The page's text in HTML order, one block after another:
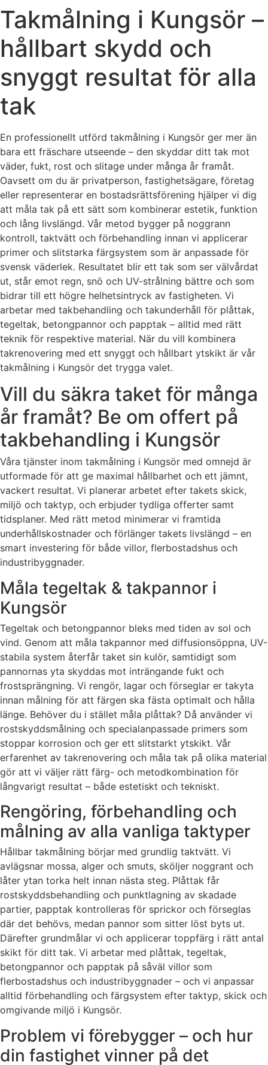
Takmålning i Kungsör –
hållbart skydd och
snyggt resultat för alla
tak
En professionellt utförd takmålning i Kungsör ger mer än
bara ett fräschare utseende – den skyddar ditt tak mot
väder, fukt, rost och slitage under många år framåt.
Oavsett om du är privatperson, fastighetsägare, företag
eller representerar en bostadsrättsförening hjälper vi dig
att måla tak på ett sätt som kombinerar estetik, funktion
och lång livslängd. Vår metod bygger på noggrann
kontroll, taktvätt och förbehandling innan vi applicerar
primer och slitstarka färgsystem som är anpassade för
svensk väderlek. Resultatet blir ett tak som ser välvårdat
ut, står emot regn, snö och UV-strålning bättre och som
bidrar till ett högre helhetsintryck av fastigheten. Vi
arbetar med takbehandling och takunderhåll för plåttak,
tegeltak, betongpannor och papptak – alltid med rätt
teknik för respektive material. När du vill kombinera
takrenovering med ett snyggt och hållbart ytskikt är vår
takmålning i Kungsör det trygga valet.
Vill du säkra taket för många
år framåt? Be om offert på
takbehandling i Kungsör
Våra tjänster inom takmålning i Kungsör med omnejd är
utformade för att ge maximal hållbarhet och ett jämnt,
vackert resultat. Vi planerar arbetet efter takets skick,
miljö och taktyp, och erbjuder tydliga offerter samt
tidsplaner. Med rätt metod minimerar vi framtida
underhållskostnader och förlänger takets livslängd – en
smart investering för både villor, flerbostadshus och
industribyggnader.
Måla tegeltak & takpannor i
Kungsör
Tegeltak och betongpannor bleks med tiden av sol och
vind. Genom att måla takpannor med diffusionsöppna, UV-
stabila system återfår taket sin kulör, samtidigt som
pannornas yta skyddas mot inträngande fukt och
frostsprängning. Vi rengör, lagar och förseglar er takyta
innan målning för att färgen ska fästa optimalt och hålla
länge. Behöver du i stället måla plåttak? Då använder vi
rostskyddsmålning och specialanpassade primers som
stoppar korrosion och ger ett slitstarkt ytskikt. Vår
erfarenhet av takrenovering och måla tak på olika material
gör att vi väljer rätt färg- och metodkombination för
långvarigt resultat – både estetiskt och tekniskt.
Rengöring, förbehandling och
målning av alla vanliga taktyper
Hållbar takmålning börjar med grundlig taktvätt. Vi
avlägsnar mossa, alger och smuts, sköljer noggrant och
låter ytan torka helt innan nästa steg. Plåttak får
rostskyddsbehandling och punktlagning av skadade
partier, papptak kontrolleras för sprickor och förseglas
där det behövs, medan pannor som sitter löst byts ut.
Därefter grundmålar vi och applicerar toppfärg i rätt antal
skikt för ditt tak. Vi arbetar med plåttak, tegeltak,
betongpannor och papptak på såväl villor som
flerbostadshus och industribyggnader – och vi anpassar
alltid förbehandling och färgsystem efter taktyp, skick och
omgivande miljö i Kungsör.
Problem vi förebygger – och hur
din fastighet vinner på det